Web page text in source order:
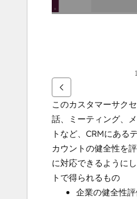
矢
用
し
ま
す
このカスタマーサク
話、ミーティング、
トなど、CRMにある
カウントの健全性を
に対応できるように
トで得られるもの
企業の健全性